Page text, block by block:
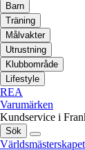
Barn
Träning
Målvakter
Utrustning
Klubbområde
Lifestyle
REA
Varumärken
Kundservice i
Sök